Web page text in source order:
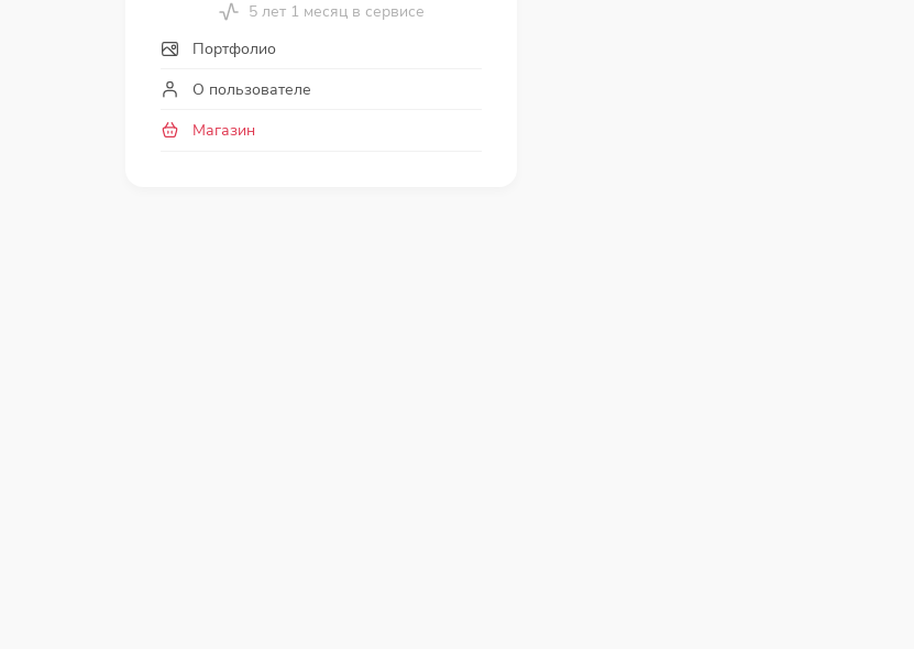
5 лет 1 месяц в сервисе
Портфолио
О пользователе
Магазин